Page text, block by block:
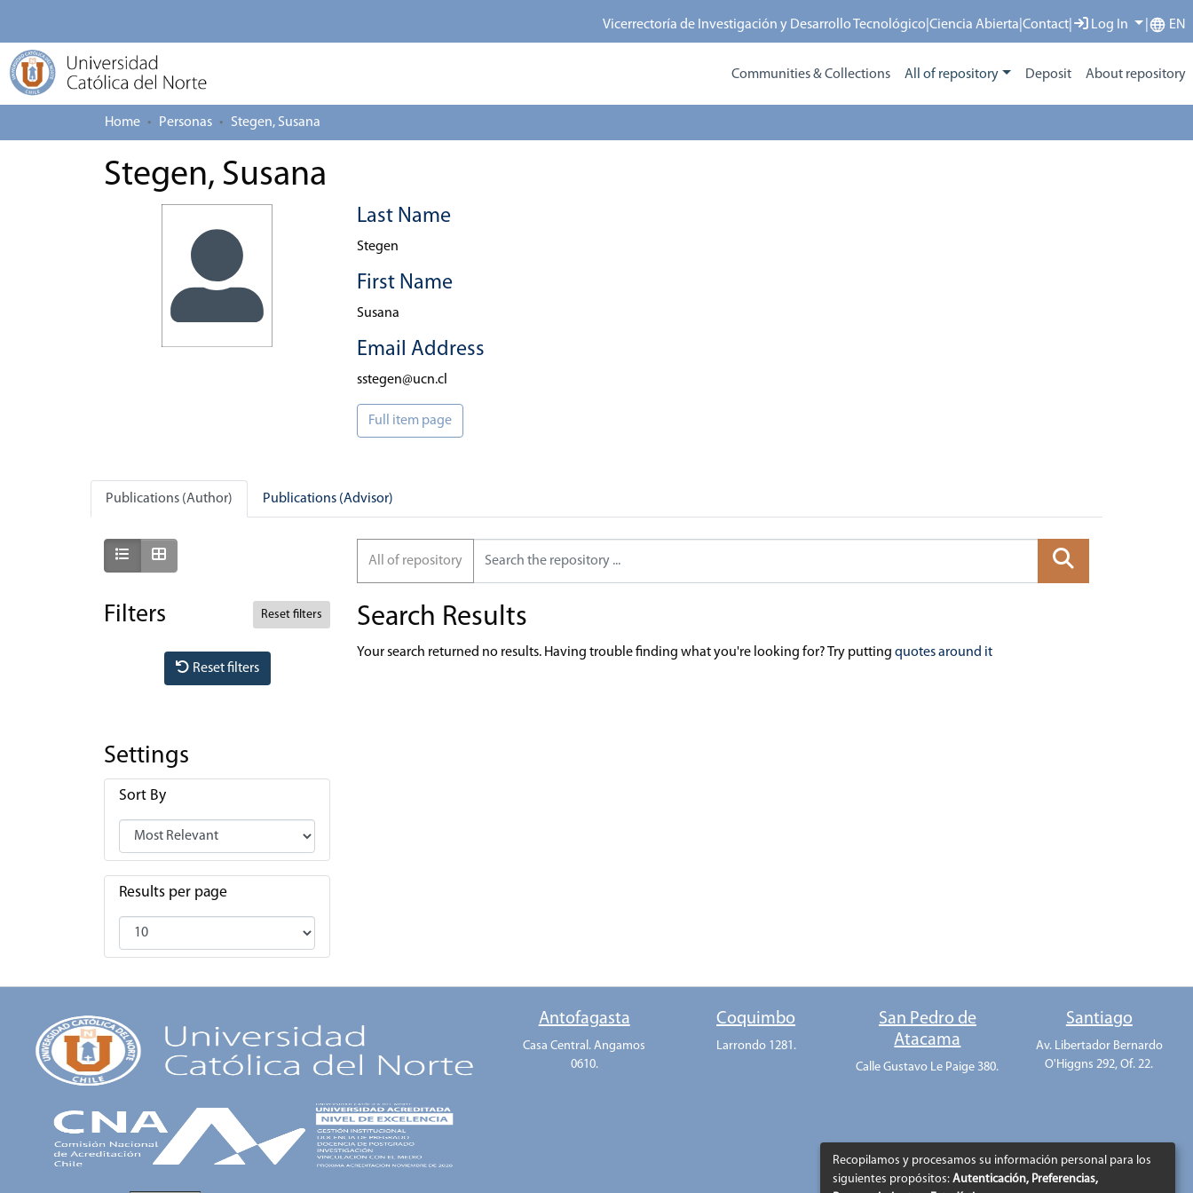
Vicerrectoría de Investigación y Desarrollo Tecnológico |Ciencia Abierta |Contact Log In EN
Communities & Collections All of repository Deposit About repository
Home Personas Stegen, Susana
Stegen, Susana
Last Name
Stegen
First Name
Susana
Email Address
sstegen@ucn.cl
Full item page
Publications (Author) Publications (Advisor)
Show as list
Filters Reset filters
Reset filters
Settings
Sort By
Results per page
All of repository
Search Results
Your search returned no results. Having trouble finding what you're looking for? Try putting quotes around it
Antofagasta
Casa Central. Angamos
0610.
Coquimbo
Larrondo 1281.
San Pedro de
Atacama
Calle Gustavo Le Paige 380.
Santiago
Av. Libertador Bernardo
O'Higgns 292, Of. 22.
Recopilamos y procesamos su información personal para los
siguientes propósitos: Autenticación, Preferencias,